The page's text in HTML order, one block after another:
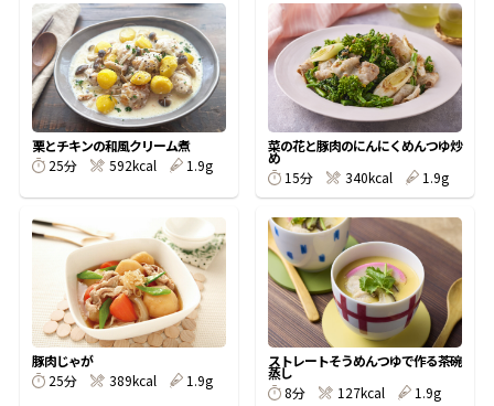
だし粉
商品情報一覧
栗とチキンの和風クリーム煮
25分
592kcal 1.9g
菜の花と豚肉のにんにくめんつゆ炒
め
15分
340kcal 1.9g
豚肉じゃが
25分
389kcal 1.9g
ストレートそうめんつゆで作る茶碗
蒸し
8分
127kcal 1.9g